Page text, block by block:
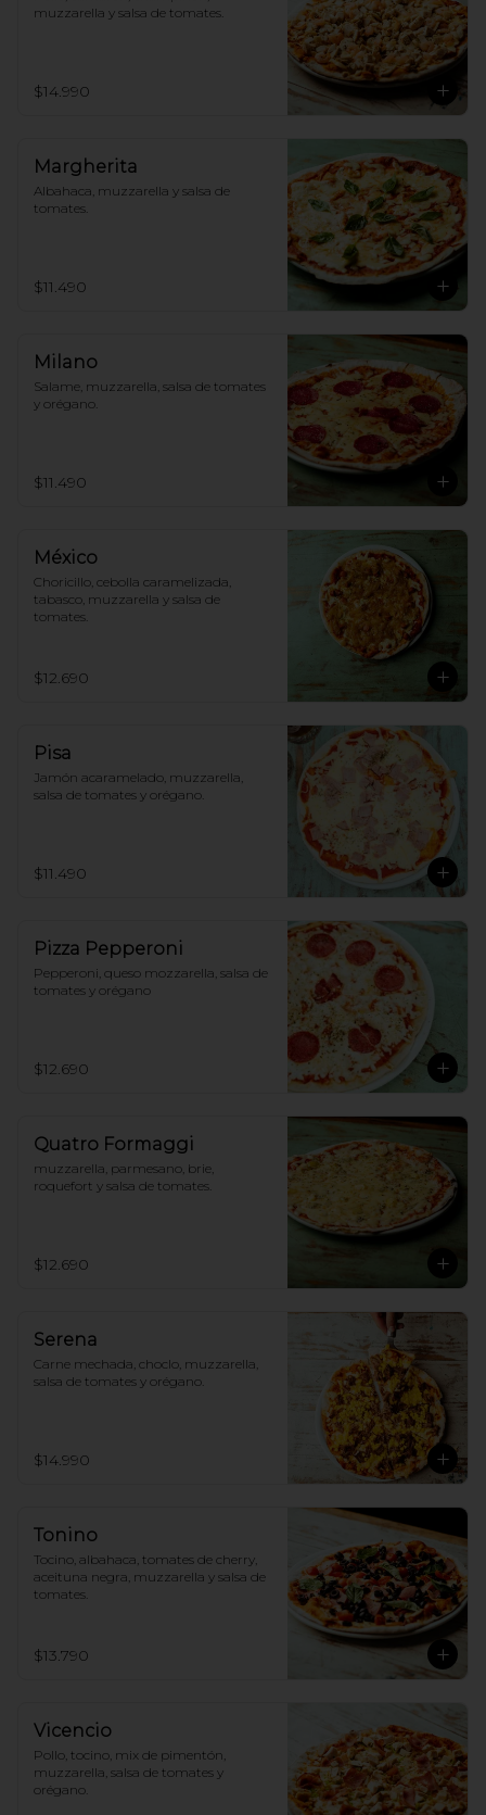
muzzarella y salsa de tomates.
$14.990
Margherita
Albahaca, muzzarella y salsa de
tomates.
$11.490
Milano
Salame, muzzarella, salsa de tomates
y orégano.
$11.490
México
Choricillo, cebolla caramelizada,
tabasco, muzzarella y salsa de
tomates.
$12.690
Pisa
Jamón acaramelado, muzzarella,
salsa de tomates y orégano.
$11.490
Pizza Pepperoni
Pepperoni, queso mozzarella, salsa de
tomates y orégano
$12.690
Quatro Formaggi
muzzarella, parmesano, brie,
roquefort y salsa de tomates.
$12.690
Serena
Carne mechada, choclo, muzzarella,
salsa de tomates y orégano.
$14.990
Tonino
Tocino, albahaca, tomates de cherry,
aceituna negra, muzzarella y salsa de
tomates.
$13.790
Vicencio
Pollo, tocino, mix de pimentón,
muzzarella, salsa de tomates y
orégano.